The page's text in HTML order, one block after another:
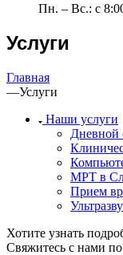
Пн. – Вс.: с
Услуги
Главная
—Услуги
Наши услуги
Дневной
МРТ в
Прием
Хотите узнать
Свяжитесь с нами по